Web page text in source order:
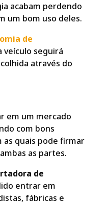
acabam perdendo
um bom uso deles.
de
veículo seguirá
através do
em um mercado
com bons
as quais pode firmar
as partes.
de
entrar em
fábricas e